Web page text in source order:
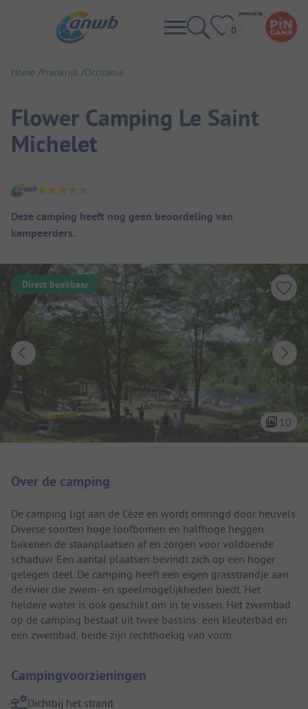
Home Frankrijk Occitanië
Flower Camping Le Saint
Michelet
Camping overzicht
Deze camping heeft nog geen beoordeling van
kampeerders.
Direct boekbaar
10
Over de camping
De camping ligt aan de Cèze en wordt omringd door heuvels.
Diverse soorten hoge loofbomen en halfhoge heggen
bakenen de staanplaatsen af en zorgen voor voldoende
schaduw. Een aantal plaatsen bevindt zich op een hoger
gelegen deel. De camping heeft een eigen grasstrandje aan
de rivier die zwem- en speelmogelijkheden biedt. Het
heldere water is ook geschikt om in te vissen. Het zwembad
op de camping bestaat uit twee bassins: een kleuterbad en
een zwembad, beide zijn rechthoekig van vorm.
Campingvoorzieningen
Dichtbij het strand